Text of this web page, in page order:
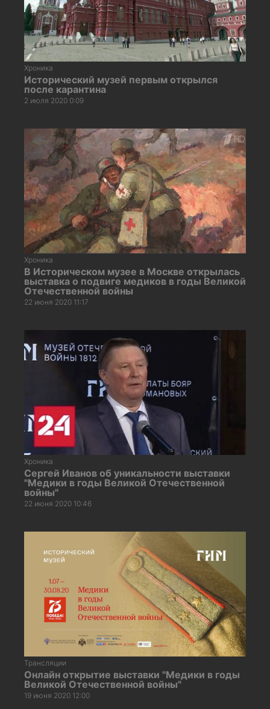
Хроника
Исторический музей первым открылся
после карантина
2 июля 2020 0:09
Хроника
В Историческом музее в Москве открылась
выставка о подвиге медиков в годы Великой
Отечественной войны
22 июня 2020 11:17
Хроника
Сергей Иванов об уникальности выставки
"Медики в годы Великой Отечественной
войны"
22 июня 2020 10:46
Трансляции
Онлайн открытие выставки "Медики в годы
Великой Отечественной войны"
19 июня 2020 12:00